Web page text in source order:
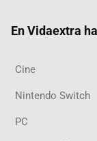
En Vidaextra
Cine
Nintendo Switch
PC